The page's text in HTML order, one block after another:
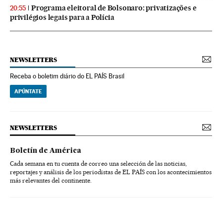
20:55
Programa eleitoral de Bolsonaro: privatizações e
privilégios legais para a Polícia
NEWSLETTERS
Receba o boletim diário do EL PAÍS Brasil
APÚNTATE
NEWSLETTERS
Boletín de América
Cada semana en tu cuenta de correo una selección de las noticias,
reportajes y análisis de los periodistas de EL PAÍS con los acontecimientos
más relevantes del continente.